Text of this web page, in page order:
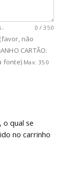
0 / 350
não
CARTÃO:
fonte) Max: 350
qual se
no carrinho